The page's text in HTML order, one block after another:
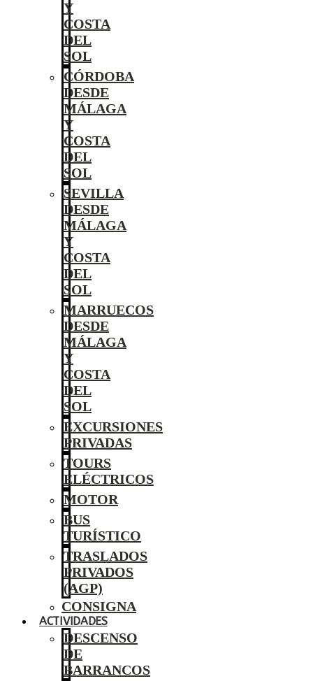
Y
COSTA
DEL
SOL
CÓRDOBA
DESDE
MÁLAGA
Y
COSTA
DEL
SOL
SEVILLA
DESDE
MÁLAGA
Y
COSTA
DEL
SOL
MARRUECOS
DESDE
MÁLAGA
Y
COSTA
DEL
SOL
EXCURSIONES
PRIVADAS
TOURS
ELÉCTRICOS
MOTOR
BUS
TURÍSTICO
TRASLADOS
PRIVADOS
(AGP)
CONSIGNA
ACTIVIDADES
DESCENSO
DE
BARRANCOS